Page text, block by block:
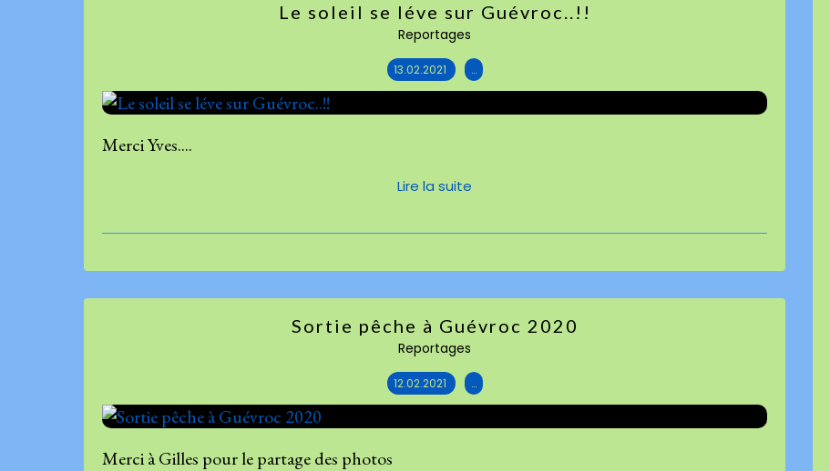
Le soleil se léve sur Guévroc..!!
Reportages
13.02.2021 …
Merci Yves....
Lire la suite
Sortie pêche à Guévroc 2020
Reportages
12.02.2021 …
Merci à Gilles pour le partage des photos